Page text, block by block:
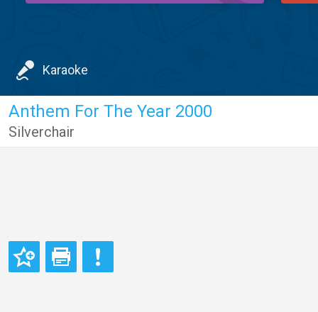
Karaoke
Anthem For The Year 2000
Silverchair